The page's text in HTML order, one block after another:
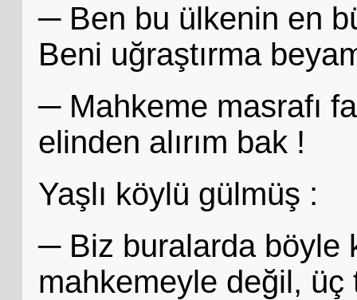
─ Ben bu ülkenin en
Beni uğraştırma
─ Mahkeme masrafı
elinden alırım bak !
Yaşlı köylü gülmüş :
─ Biz buralarda böyle
mahkemeyle değil, üç